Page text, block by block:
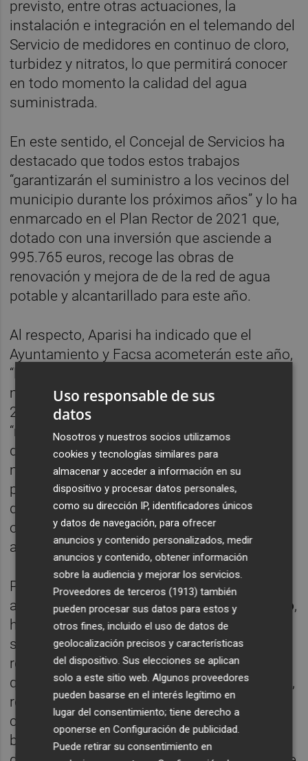
previsto, entre otras actuaciones, la
instalación e integración en el telemando del
Servicio de medidores en continuo de cloro,
turbidez y nitratos, lo que permitirá conocer
en todo momento la calidad del agua
suministrada.
En este sentido, el Concejal de Servicios ha
destacado que todos estos trabajos
“garantizarán el suministro a los vecinos del
municipio durante los próximos años” y lo ha
enmarcado en el Plan Rector de 2021 que,
dotado con una inversión que asciende a
995.765 euros, recoge las obras de
renovación y mejora de de la red de agua
potable y alcantarillado para este año.
Al respecto, Aparisi ha indicado que el
Ayuntamiento y Facsa acometerán este año,
“la renovación integral de más de 4.800
metros de conducciones y canalizaciones y
272 nuevas acometidas”, con la finalidad de
“mejorar la calidad y garantía de suministro
de agua”, así como para “ favorecer la
movilidad a pie y la seguridad viaria pública,
porque aunque la prioridad es la renovación
de la red, el consistorio ha considerado
oportuno aprovechar estos trabajos para
adecuar algunas aceras y viales”.
Por su parte, el director del área de
abastecimiento de Facsa,Pascual Maximino,
ha destacado que esta actuación, que se
suma a otras inversiones de renovación de
red ya concluidas, y los demás proyectos
que se desarrollarán en los próximos meses,
representan “importantes beneficios en la
calidad del servicio de agua a los
burrianenses, que optimizará el rendimiento
Uso responsable de sus
datos
Nosotros y nuestros socios utilizamos
cookies y tecnologías similares para
almacenar y acceder a información en su
dispositivo y procesar datos personales,
como su dirección IP, identificadores únicos
y datos de navegación, para ofrecer
anuncios y contenido personalizados, medir
anuncios y contenido, obtener información
sobre la audiencia y mejorar los servicios.
Proveedores de terceros (1913) también
pueden procesar sus datos para estos y
otros fines, incluido el uso de datos de
geolocalización precisos y características
del dispositivo. Sus elecciones se aplican
solo a este sitio web. Algunos proveedores
pueden basarse en el interés legítimo en
lugar del consentimiento; tiene derecho a
oponerse enConfiguración de publicidad.
Puede retirar su consentimiento en